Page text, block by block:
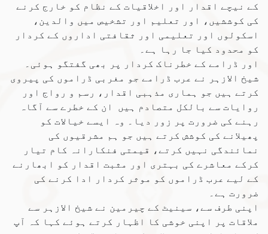
کے نیچے اقدار اور اخلاقیات کے نظام کو خارج کرنے
کی کوششیں، اور تعلیم اور تشخیص میں والدین،
اسکولوں اور تعلیمی اور ثقافتی اداروں کے کردار
کو محدود کیا جا رہا ہے۔
اور ڈرامے کے خطرناک کردار پر بھی گفتگو ہوئی۔
شیخ الازہر نے عرب ڈرامے جو مغربی ڈراموں کی پیروی
کرتے ہیں جو ہماری مذہبی اقدار، رسم و رواج اور
روایات سے بالکل متصادم ہیں ان کے خطرے سے آگاہ
رہنے کی ضرورت پر زور دیا۔ وہ ایسے خیالات کو
پھیلانے کی کوشش کرتے ہیں جو ہم مشرقیوں کی
نمائندگی نہیں کرتے، قیمتی فنکارانہ کام تیار
کرکے معاشرے کی بہتری اور مثبت اقدار کو ابھارنے
کے لیے عرب ڈراموں کو موثر کردار ادا کرنے کی
ضرورت ہے۔
اپنی طرف سے، سینیٹ کے چیرمین نے شیخ الازہر سے
ملاقات پر اپنی خوشی کا اظہار کرتے ہوئے کہا کہ آپ